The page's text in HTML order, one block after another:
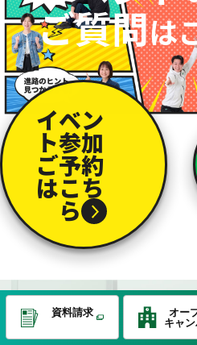
資料請求
オー
キャ
ご質問は
イベン
ト参加
ご予約
はこち
ら
PICK UP